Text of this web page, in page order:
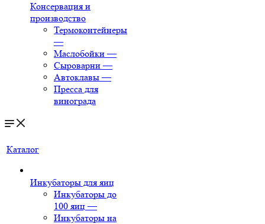
Консервация и
производство
Термоконтейнеры
—
Маслобойки —
Сыроварни —
Автоклавы —
Пресса для
винограда
Каталог
Инкубаторы для яиц
Инкубаторы до
100 яиц —
Инкубаторы на